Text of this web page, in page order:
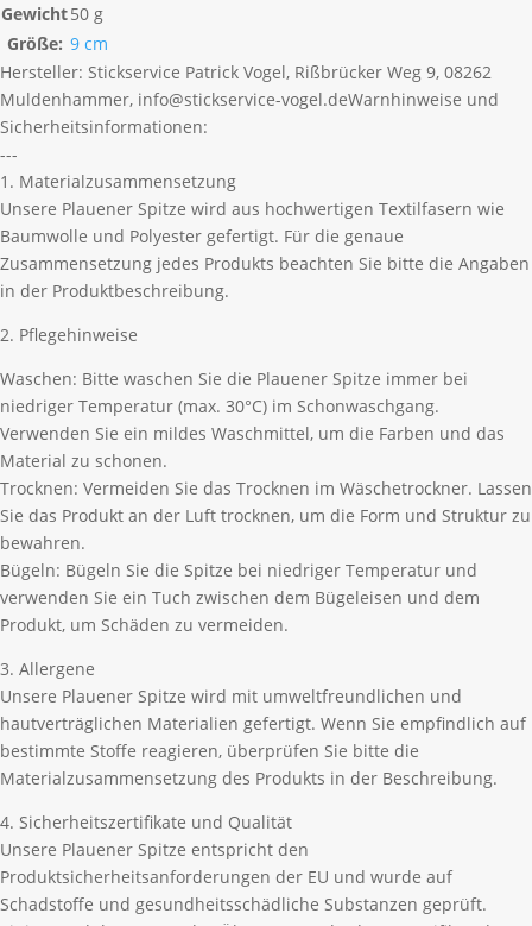
Gewicht50 g
Größe: 9 cm
Hersteller: Stickservice Patrick Vogel, Rißbrücker Weg 9, 08262
Muldenhammer, info@stickservice-vogel.deWarnhinweise und
Sicherheitsinformationen:
---
1. Materialzusammensetzung
Unsere Plauener Spitze wird aus hochwertigen Textilfasern wie
Baumwolle und Polyester gefertigt. Für die genaue
Zusammensetzung jedes Produkts beachten Sie bitte die Angaben
in der Produktbeschreibung.
2. Pflegehinweise
Waschen: Bitte waschen Sie die Plauener Spitze immer bei
niedriger Temperatur (max. 30°C) im Schonwaschgang.
Verwenden Sie ein mildes Waschmittel, um die Farben und das
Material zu schonen.
Trocknen: Vermeiden Sie das Trocknen im Wäschetrockner. Lassen
Sie das Produkt an der Luft trocknen, um die Form und Struktur zu
bewahren.
Bügeln: Bügeln Sie die Spitze bei niedriger Temperatur und
verwenden Sie ein Tuch zwischen dem Bügeleisen und dem
Produkt, um Schäden zu vermeiden.
3. Allergene
Unsere Plauener Spitze wird mit umweltfreundlichen und
hautverträglichen Materialien gefertigt. Wenn Sie empfindlich auf
bestimmte Stoffe reagieren, überprüfen Sie bitte die
Materialzusammensetzung des Produkts in der Beschreibung.
4. Sicherheitszertifikate und Qualität
Unsere Plauener Spitze entspricht den
Produktsicherheitsanforderungen der EU und wurde auf
Schadstoffe und gesundheitsschädliche Substanzen geprüft.